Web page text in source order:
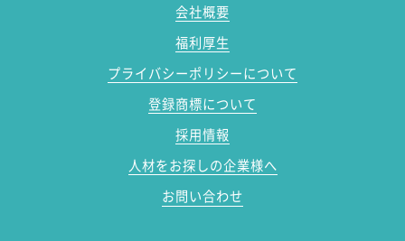
会社概要
福利厚生
プライバシーポリシーについて
登録商標について
採用情報
人材をお探しの企業様へ
お問い合わせ